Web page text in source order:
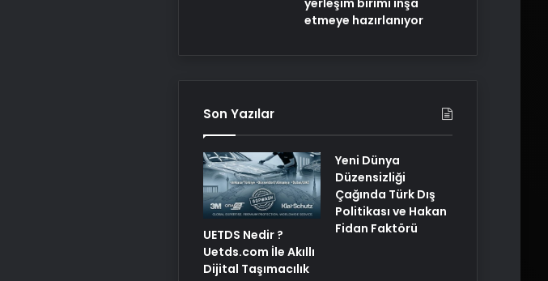
yerleşim birimi inşa
etmeye hazırlanıyor
Son Yazılar
UETDS Nedir ?
Uetds.com İle Akıllı
Dijital Taşımacılık
Yeni Dünya
Düzensizliği
Çağında Türk Dış
Politikası ve Hakan
Fidan Faktörü